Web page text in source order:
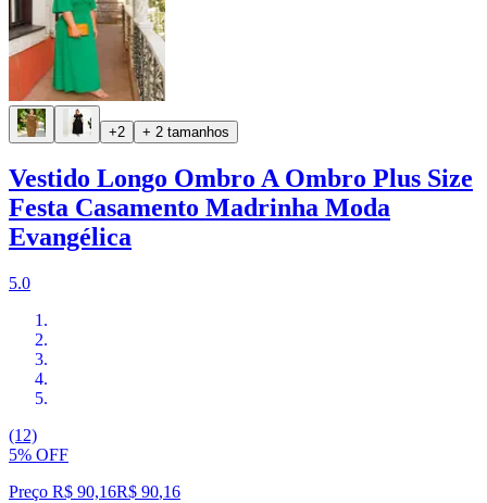
+2 + 2 tamanhos
Vestido Longo Ombro A Ombro Plus Size
Festa Casamento Madrinha Moda
Evangélica
5.0
(12)
5% OFF
Preço R$ 90,16R$ 90,16